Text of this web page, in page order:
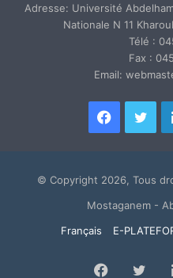
Adresse: Université
Nationale N 11
Télé :
Fax :
Email:
© Copyright 2026, Tous
Mostaganem -
Français
E-
Facebook